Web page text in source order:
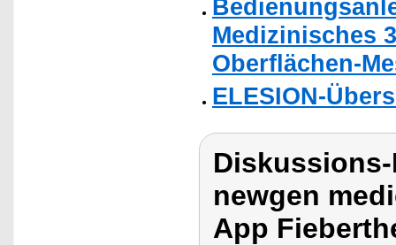
Medizinisches
Oberflächen-
ELESION-
newgen
App